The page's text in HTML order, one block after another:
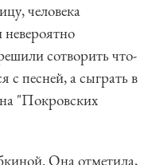
человека
невероятно
сотворить что-
с песней, а сыграть в
"Покровских
Она отметила,